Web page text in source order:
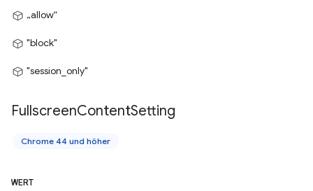
„allow“
"block"
"session_only"
FullscreenContentSetting
Chrome 44 und höher
WERT